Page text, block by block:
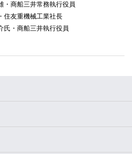
・商船三井常務執行役員
住友重機械工業社長
氏・商船三井執行役員